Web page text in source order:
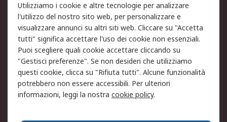
Informativa Cookie
Informativa Privacy -
Aggiornata
Email Security
Termini d'uso
Condizioni di vendita
Condizioni generali di
servizio
Etica e responsabilità
Chi Siamo
Utilizziamo i cookie e altre tecnologie per analizzare
l'utilizzo del nostro sito web, per personalizzare e
visualizzare annunci su altri siti web. Cliccare su "Accetta
tutti" significa accettare l'uso dei cookie non essenziali.
Puoi scegliere quali cookie accettare cliccando su
"Gestisci preferenze". Se non desideri che utilizziamo
questi cookie, clicca su "Rifiuta tutti". Alcune funzionalità
potrebbero non essere accessibili. Per ulteriori
informazioni, leggi la nostra cookie policy.